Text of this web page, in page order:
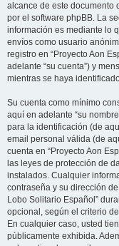
alcance de este documento
por el software phpBB. La
información es mediante lo
envíos como usuario
registro en “Proyecto Aon
adelante “su cuenta”) y
mientras se haya
Su cuenta como mínimo
aquí en adelante “su
para la identificación (de
email personal válida (de
cuenta en “Proyecto Aon
las leyes de protección de
instalados. Cualquier
contraseña y su dirección
Lobo Solitario Español”
opcional, según el criterio
En cualquier caso, usted
públicamente exhibida.